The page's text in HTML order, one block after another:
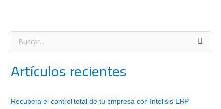
s
a
Artículos recientes
Recupera el control total de tu empresa con Intelisis ERP